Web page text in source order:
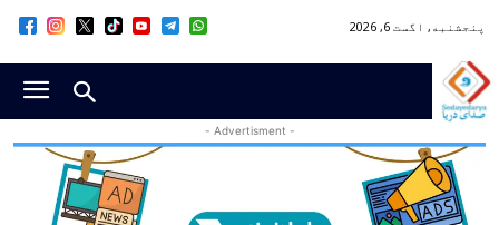
پنجشنبه, اگست 6, 2026
- Advertisment -